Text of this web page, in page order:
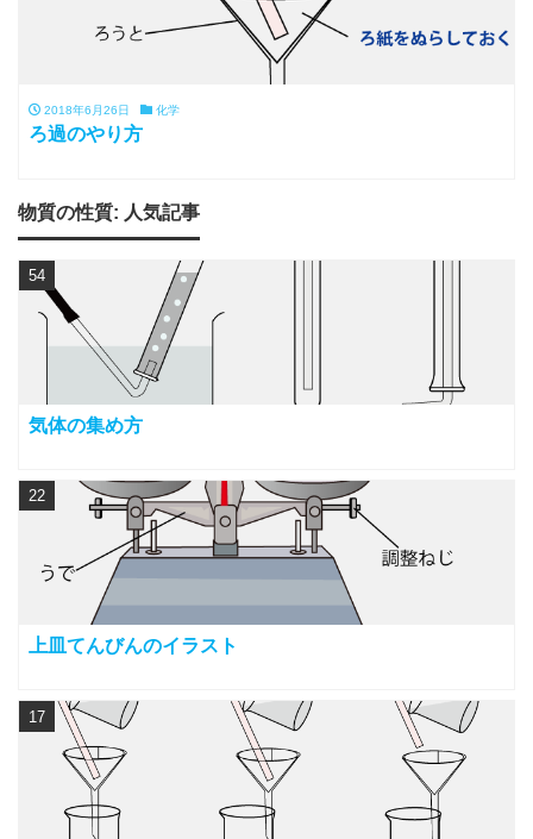
2018年6月26日 化学
ろ過のやり方
物質の性質: 人気記事
気体の集め方
54
上皿てんびんのイラスト
22
17